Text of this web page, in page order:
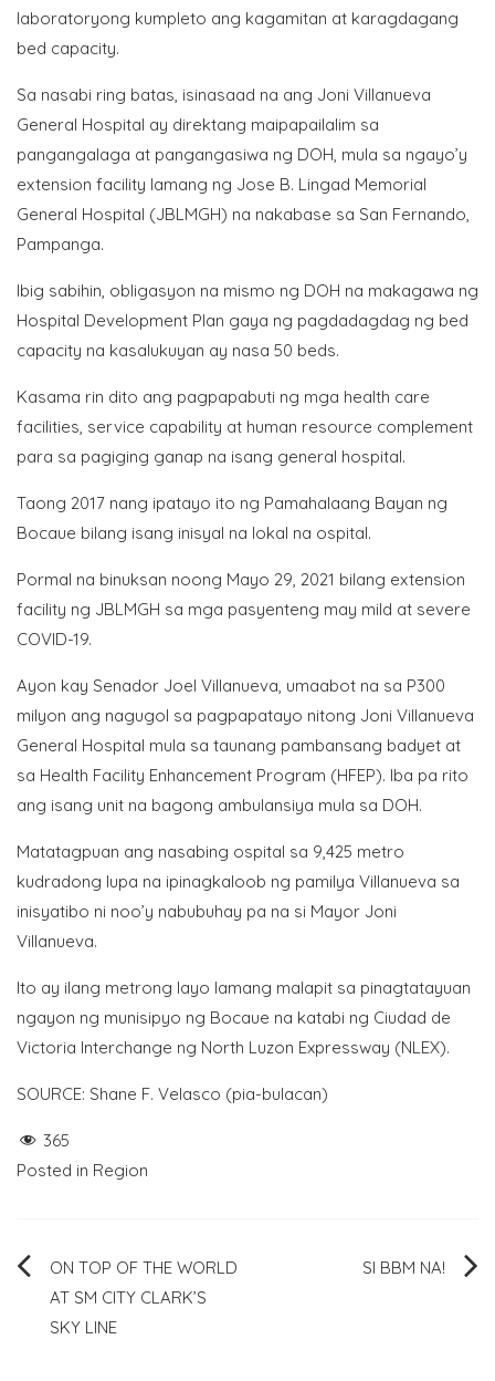
laboratoryong kumpleto ang kagamitan at karagdagang
bed capacity.
Sa nasabi ring batas, isinasaad na ang Joni Villanueva
General Hospital ay direktang maipapailalim sa
pangangalaga at pangangasiwa ng DOH, mula sa ngayo’y
extension facility lamang ng Jose B. Lingad Memorial
General Hospital (JBLMGH) na nakabase sa San Fernando,
Pampanga.
Ibig sabihin, obligasyon na mismo ng DOH na makagawa ng
Hospital Development Plan gaya ng pagdadagdag ng bed
capacity na kasalukuyan ay nasa 50 beds.
Kasama rin dito ang pagpapabuti ng mga health care
facilities, service capability at human resource complement
para sa pagiging ganap na isang general hospital.
Taong 2017 nang ipatayo ito ng Pamahalaang Bayan ng
Bocaue bilang isang inisyal na lokal na ospital.
Pormal na binuksan noong Mayo 29, 2021 bilang extension
facility ng JBLMGH sa mga pasyenteng may mild at severe
COVID-19.
Ayon kay Senador Joel Villanueva, umaabot na sa P300
milyon ang nagugol sa pagpapatayo nitong Joni Villanueva
General Hospital mula sa taunang pambansang badyet at
sa Health Facility Enhancement Program (HFEP). Iba pa rito
ang isang unit na bagong ambulansiya mula sa DOH.
Matatagpuan ang nasabing ospital sa 9,425 metro
kudradong lupa na ipinagkaloob ng pamilya Villanueva sa
inisyatibo ni noo’y nabubuhay pa na si Mayor Joni
Villanueva.
Ito ay ilang metrong layo lamang malapit sa pinagtatayuan
ngayon ng munisipyo ng Bocaue na katabi ng Ciudad de
Victoria Interchange ng North Luzon Expressway (NLEX).
SOURCE: Shane F. Velasco (pia-bulacan)
365
Posted in Region
Post
navigation
ON TOP OF THE WORLD
AT SM CITY CLARK’S
SKY LINE
SI BBM NA!